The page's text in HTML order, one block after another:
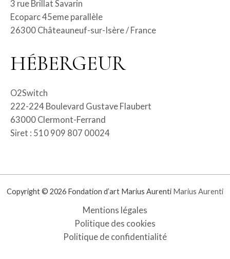
3 rue Brillat Savarin
Ecoparc 45eme parallèle
26300 Châteauneuf-sur-Isère / France
HÉBERGEUR
O2Switch
222-224 Boulevard Gustave Flaubert
63000 Clermont-Ferrand
Siret : 510 909 807 00024
Copyright © 2026 Fondation d’art Marius Aurenti Marius Aurenti
Mentions légales
Politique des cookies
Politique de confidentialité